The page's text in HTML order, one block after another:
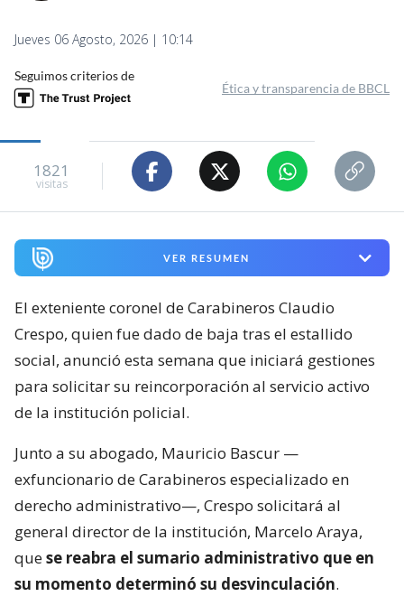
Jueves 06 Agosto, 2026 | 10:14
Seguimos criterios de
Ética y transparencia de BBCL
1821
visitas
VER RESUMEN
El exteniente coronel de Carabineros Claudio
Crespo, quien fue dado de baja tras el estallido
social, anunció esta semana que iniciará gestiones
para solicitar su reincorporación al servicio activo
de la institución policial.
Junto a su abogado, Mauricio Bascur —
exfuncionario de Carabineros especializado en
derecho administrativo—, Crespo solicitará al
general director de la institución, Marcelo Araya,
quese reabra el sumario administrativo que en
su momento determinó su desvinculación.